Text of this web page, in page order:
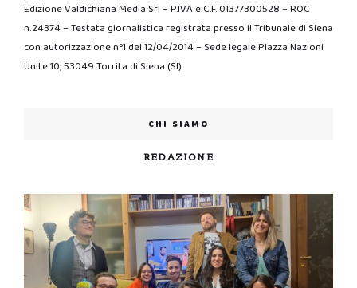
Edizione Valdichiana Media Srl – P.IVA e C.F. 01377300528 – ROC
n.24374 – Testata giornalistica registrata presso il Tribunale di Siena
con autorizzazione n°1 del 12/04/2014 – Sede legale Piazza Nazioni
Unite 10, 53049 Torrita di Siena (SI)
CHI SIAMO
REDAZIONE